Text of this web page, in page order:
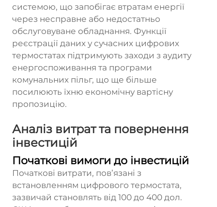
системою, що запобігає втратам енергії
через несправне або недостатньо
обслуговуване обладнання. Функції
реєстрації даних у сучасних цифрових
термостатах підтримують заходи з аудиту
енергоспоживання та програми
комунальних пільг, що ще більше
посилюють їхню економічну вартісну
пропозицію.
Аналіз витрат та повернення
інвестицій
Початкові вимоги до інвестицій
Початкові витрати, пов’язані з
встановленням цифрового термостата,
зазвичай становлять від 100 до 400 дол.